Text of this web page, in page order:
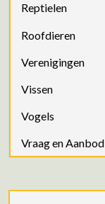
Reptielen
Roofdieren
Verenigingen
Vissen
Vogels
Vraag en Aanbod